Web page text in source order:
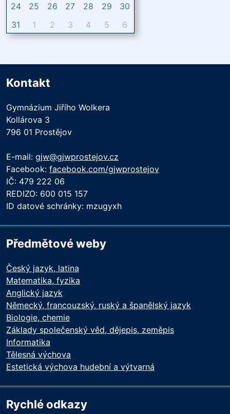
24
25 26 27 28 29
30
31
1 2 3 4 5 6
Kontakt
Gymnázium Jiřího Wolkera
Kollárova 3
796 01 Prostějov
E-mail: gjw@gjwprostejov.cz
Facebook: facebook.com/gjwprostejov
IČ: 479 222 06
REDIZO: 600 015 157
ID datové schránky: mzugyxh
Předmětové weby
Český jazyk, latina
Matematika, fyzika
Anglický jazyk
Německý, francouzský, ruský a španělský jazyk
Biologie, chemie
Základy společenský věd, dějepis, zeměpis
Informatika
Tělesná výchova
Estetická výchova hudební a výtvarná
Rychlé odkazy